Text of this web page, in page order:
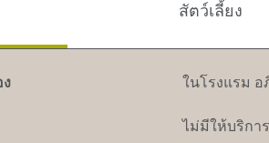
สัตว์เลี้ยง
ในโรงแรม อ
ไม่มีให้บริการ